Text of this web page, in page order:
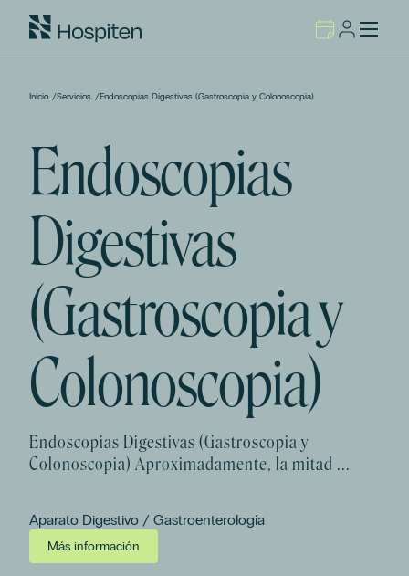
Inicio /Servicios /Endoscopias Digestivas (Gastroscopia y Colonoscopia)
Endoscopias
Digestivas
(Gastroscopia y
Colonoscopia)
Endoscopias Digestivas (Gastroscopia y
Colonoscopia) Aproximadamente, la mitad ...
Aparato Digestivo / Gastroenterología
Más información